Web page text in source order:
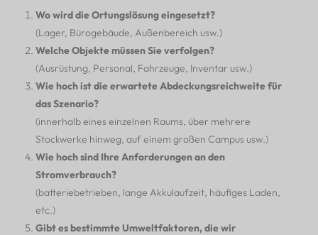
Wo wird die Ortungslösung eingesetzt?
(Lager, Bürogebäude, Außenbereich usw.)
Welche Objekte müssen Sie verfolgen?
(Ausrüstung, Personal, Fahrzeuge, Inventar usw.)
Wie hoch ist die erwartete Abdeckungsreichweite für
das Szenario?
(innerhalb eines einzelnen Raums, über mehrere
Stockwerke hinweg, auf einem großen Campus usw.)
Wie hoch sind Ihre Anforderungen an den
Stromverbrauch?
(batteriebetrieben, lange Akkulaufzeit, häufiges Laden,
etc.)
Gibt es bestimmte Umweltfaktoren, die wir